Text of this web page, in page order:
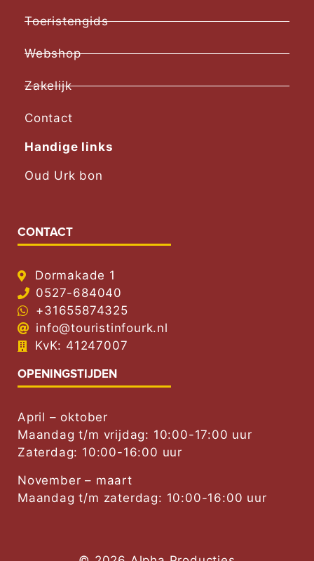
Toeristengids
Webshop
Zakelijk
Contact
Handige links
Oud Urk bon
CONTACT
Dormakade 1
0527-684040
+31655874325
info@touristinfourk.nl
KvK: 41247007
OPENINGSTIJDEN
April – oktober
Maandag t/m vrijdag: 10:00-17:00 uur
Zaterdag: 10:00-16:00 uur
November – maart
Maandag t/m zaterdag: 10:00-16:00 uur